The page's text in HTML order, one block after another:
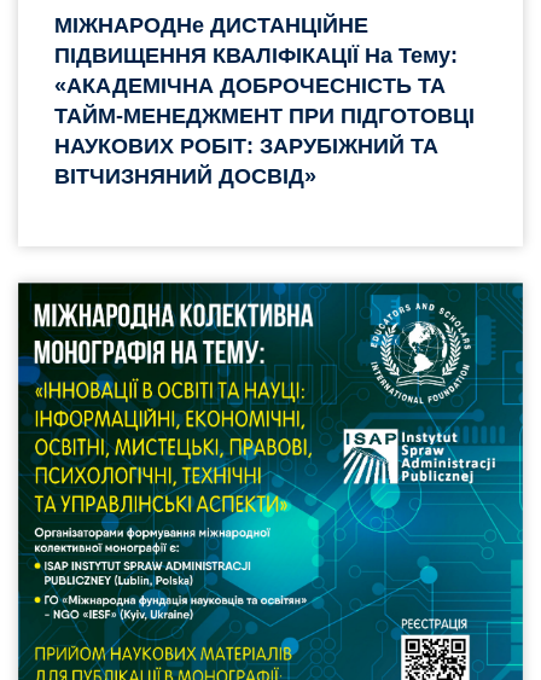
МІЖНАРОДНе ДИСТАНЦІЙНЕ
ПІДВИЩЕННЯ КВАЛІФІКАЦІЇ На Тему:
«АКАДЕМІЧНА ДОБРОЧЕСНІСТЬ ТА
ТАЙМ-МЕНЕДЖМЕНТ ПРИ ПІДГОТОВЦІ
НАУКОВИХ РОБІТ: ЗАРУБІЖНИЙ ТА
ВІТЧИЗНЯНИЙ ДОСВІД»